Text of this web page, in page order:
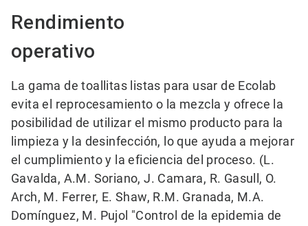
Rendimiento
operativo
La gama de toallitas listas para usar de Ecolab
evita el reprocesamiento o la mezcla y ofrece la
posibilidad de utilizar el mismo producto para la
limpieza y la desinfección, lo que ayuda a mejorar
el cumplimiento y la eficiencia del proceso. (L.
Gavalda, A.M. Soriano, J. Camara, R. Gasull, O.
Arch, M. Ferrer, E. Shaw, R.M. Granada, M.A.
Domínguez, M. Pujol "Control de la epidemia de